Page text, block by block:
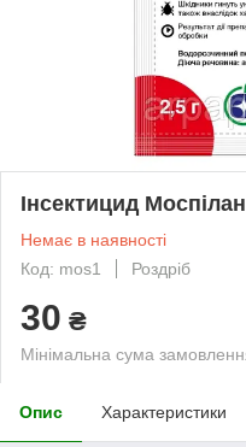
Інсектицид
Немає в наявності
Код: mos1
Роздріб
30 ₴
Мінімальна сума
Опис Характеристики